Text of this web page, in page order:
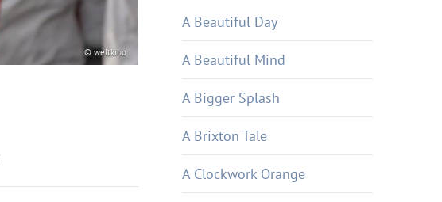
© weltkino
A Beautiful Day
A Beautiful Mind
A Bigger Splash
A Brixton Tale
A Clockwork Orange